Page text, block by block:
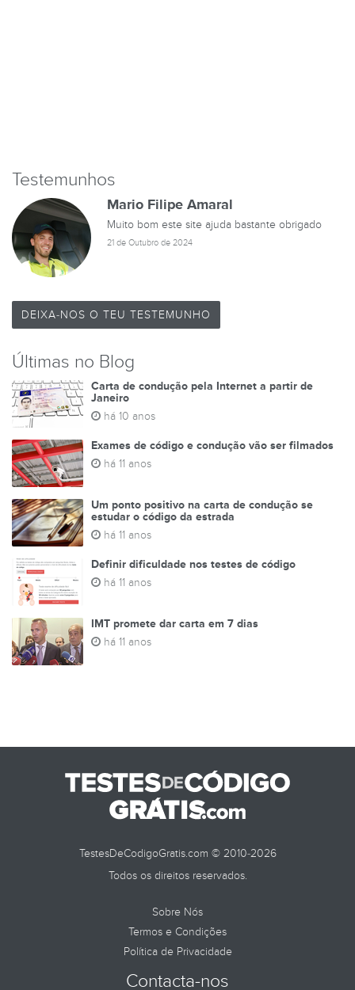
Testemunhos
Mario Filipe Amaral
Muito bom este site ajuda bastante obrigado
21 de Outubro de 2024
DEIXA-NOS O TEU TESTEMUNHO
Últimas no Blog
Carta de condução pela Internet a partir de
Janeiro
há 10 anos
Exames de código e condução vão ser filmados
há 11 anos
Um ponto positivo na carta de condução se
estudar o código da estrada
há 11 anos
Definir dificuldade nos testes de código
há 11 anos
IMT promete dar carta em 7 dias
há 11 anos
TestesDeCodigoGratis.com © 2010-2026
Todos os direitos reservados.
Sobre Nós
Termos e Condições
Política de Privacidade
Contacta-nos